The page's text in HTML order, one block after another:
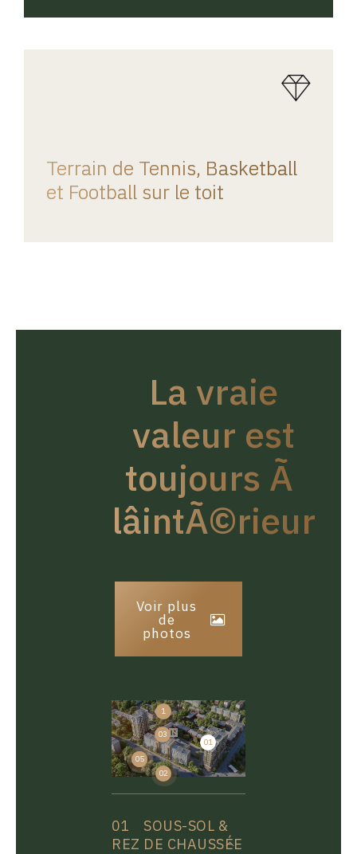
Terrain de Tennis, Basketball
et Football sur le toit
La vraie
valeur est
toujours Ã
lâintÃ©rieur
Voir plus
de
photos
01
1
02
03
04
05
01
SOUS-SOL &
REZ DE CHAUSSÉE